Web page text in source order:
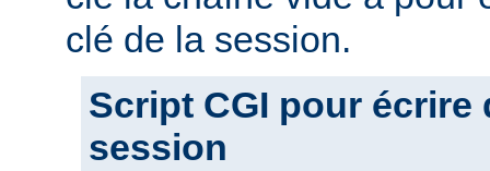
clé de la session.
Script CGI pour écrire
session